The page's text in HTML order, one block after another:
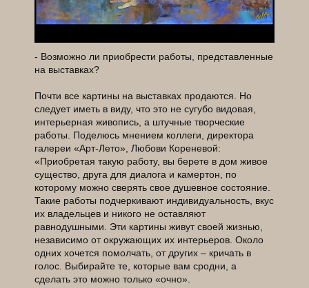
- Возможно ли приобрести работы, представленные
на выставках?
Почти все картины на выставках продаются. Но
следует иметь в виду, что это не сугубо видовая,
интерьерная живопись, а штучные творческие
работы. Поделюсь мнением коллеги, директора
галереи «Арт-Лето», Любови Кореневой:
«Приобретая такую работу, вы берете в дом живое
существо, друга для диалога и камертон, по
которому можно сверять свое душевное состояние.
Такие работы подчеркивают индивидуальность, вкус
их владельцев и никого не оставляют
равнодушными. Эти картины живут своей жизнью,
независимо от окружающих их интерьеров. Около
одних хочется помолчать, от других – кричать в
голос. Выбирайте те, которые вам сродни, а
сделать это можно только «очно».